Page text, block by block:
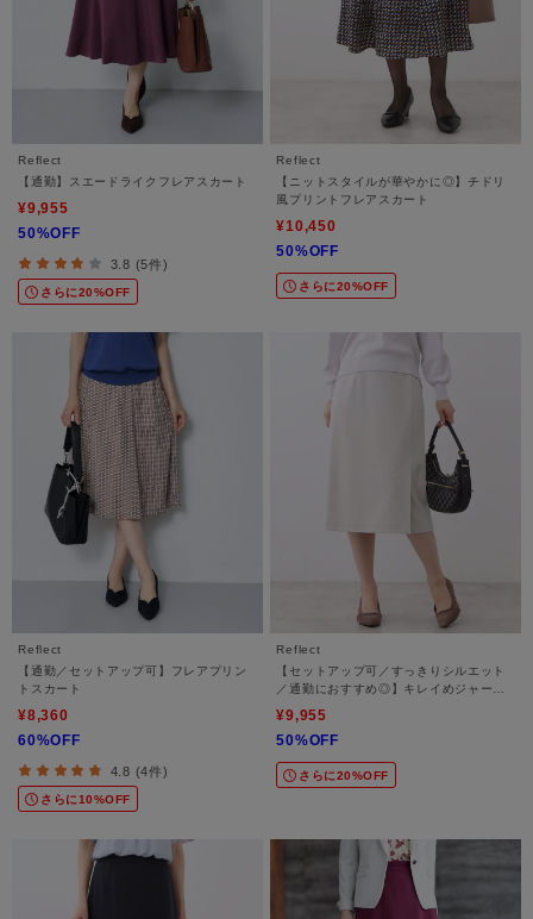
Reflect
【通勤】スエードライクフレアスカート
¥9,955
50%OFF
3.8 (5件)
さらに20%OFF
Reflect
【ニットスタイルが華やかに◎】チドリ
風プリントフレアスカート
¥10,450
50%OFF
さらに20%OFF
Reflect
【通勤／セットアップ可】フレアプリン
トスカート
¥8,360
60%OFF
4.8 (4件)
さらに10%OFF
Reflect
【セットアップ可／すっきりシルエット
／通勤におすすめ◎】キレイめジャージ
¥9,955
50%OFF
さらに20%OFF